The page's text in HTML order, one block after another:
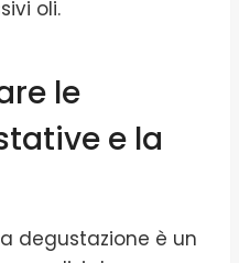
oli.
le
e la
degustazione è un